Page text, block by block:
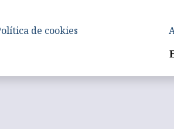
de cookies